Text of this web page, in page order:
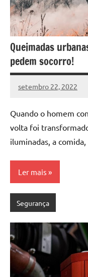
Queimadas
pedem socorro!
setembro 22, 2022
DafoBrasil
Nenhum
Quando o homem
volta foi
iluminadas, a
Ler mais
Segurança